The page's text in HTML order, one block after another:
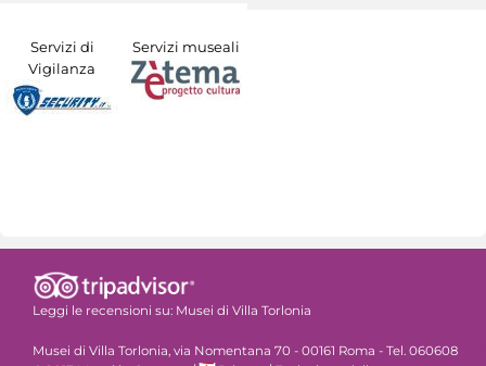
Servizi di
Vigilanza
Servizi museali
Leggi le recensioni su: Musei di Villa Torlonia
Musei di Villa Torlonia, via Nomentana 70 - 00161 Roma - Tel. 060608